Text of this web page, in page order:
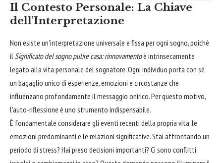
Il Contesto Personale: La Chiave
dell'Interpretazione
Non esiste un'interpretazione universale e fissa per ogni sogno, poiché
il Significato del sogno pulire casa: rinnovamentoè intrinsecamente
legato alla vita personale del sognatore. Ogni individuo porta con sé
un bagaglio unico di esperienze, emozioni e circostanze che
influenzano profondamente il messaggio onirico. Per questo motivo,
l'auto-riflessione è uno strumento indispensabile.
È fondamentale considerare gli eventi recenti della propria vita, le
emozioni predominanti e le relazioni significative. Stai affrontando un
periodo di stress? Hai preso decisioni importanti? Ci sono conflitti